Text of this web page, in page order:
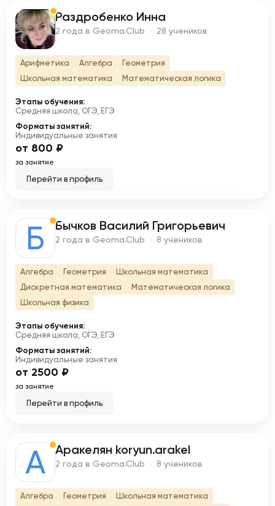
Р Раздробенко Инна
2 года в Geoma.Club · 28 учеников
Арифметика Алгебра
Геометрия
Школьная математика
Математическая логика
Этапы обучения:
Средняя школа, ОГЭ, ЕГЭ
Форматы занятий:
Индивидуальные занятия
от 800 ₽
за занятие
Перейти в профиль
Б Бычков Василий Григорьевич
2 года в Geoma.Club · 8 учеников
Алгебра Геометрия
Школьная математика
Дискретная математика
Математическая логика
Школьная физика
Этапы обучения:
Средняя школа, ОГЭ, ЕГЭ
Форматы занятий:
Индивидуальные занятия
от 2500 ₽
за занятие
Перейти в профиль
А Аракелян koryun.arakel
2 года в Geoma.Club · 8 учеников
Алгебра Геометрия
Школьная математика